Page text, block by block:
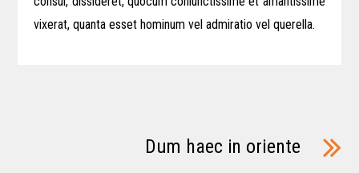
vixerat, quanta esset hominum vel admiratio vel querella.
Dum haec in oriente